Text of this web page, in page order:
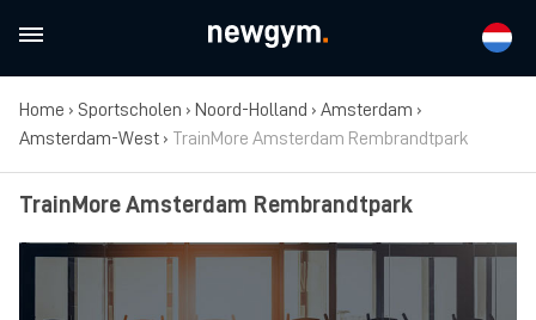
Home › Sportscholen › Noord-Holland › Amsterdam ›
Amsterdam-West › TrainMore Amsterdam Rembrandtpark
TrainMore Amsterdam Rembrandtpark